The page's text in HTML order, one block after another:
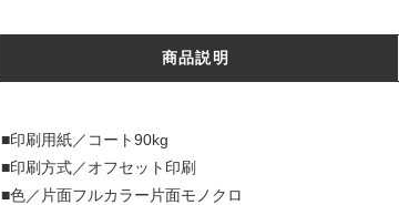
商品説明
■印刷用紙／コート90kg
■印刷方式／オフセット印刷
■色／片面フルカラー片面モノクロ